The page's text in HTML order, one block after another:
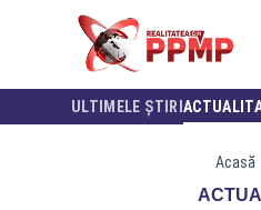
ULTIMELE ȘTIRI
Acasă